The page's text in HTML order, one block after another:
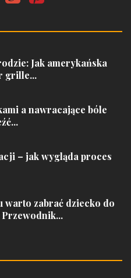
Jak amerykańska
grille...
a nawracające bóle
– jak wygląda proces
warto zabrać dziecko do